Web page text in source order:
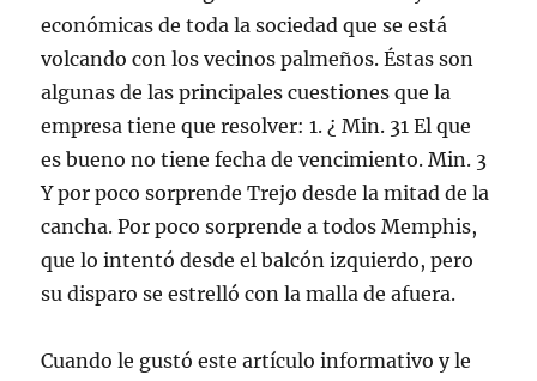
económicas de toda la sociedad que se está
volcando con los vecinos palmeños. Éstas son
algunas de las principales cuestiones que la
empresa tiene que resolver: 1. ¿ Min. 31 El que
es bueno no tiene fecha de vencimiento. Min. 3
Y por poco sorprende Trejo desde la mitad de la
cancha. Por poco sorprende a todos Memphis,
que lo intentó desde el balcón izquierdo, pero
su disparo se estrelló con la malla de afuera.
Cuando le gustó este artículo informativo y le